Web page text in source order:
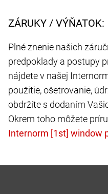
ZÁRUKY / VÝŇATOK:
Plné znenie našich
predpoklady a postupy
nájdete v našej
použitie, ošetrovanie,
obdržíte s dodaním
Okrem toho môžete